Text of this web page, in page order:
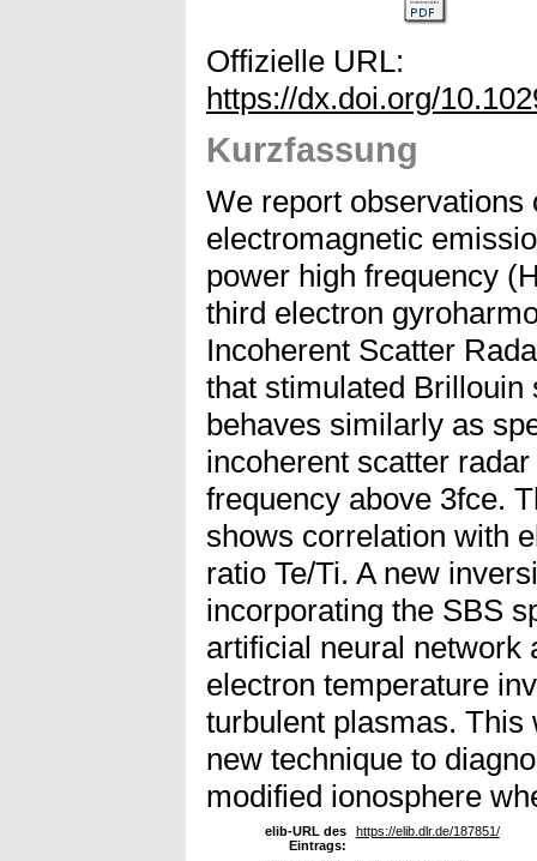
Offizielle URL:
https://dx.doi.org/
Kurzfassung
We report observations
electromagnetic
power high frequency
third electron
Incoherent Scatter
that stimulated
behaves similarly as
incoherent scatter
frequency above 3fce.
shows correlation with
ratio Te/Ti. A new
incorporating the SBS
artificial neural network
electron temperature
turbulent plasmas.
new technique to
modified ionosphere
elib-URL des
Eintrags:
https://elib.dlr.de/187851/